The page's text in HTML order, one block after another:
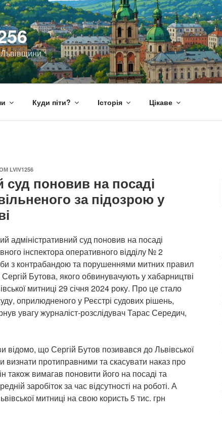
Куди піти? Історія Цікаве
LVIV1256
суд поновив на посаді
за підозрою у
адміністративний суд поновив на посаді
інспектора оперативного відділу № 2
з контрабандою та порушеннями митних правил
Сергій Бутова, якого обвинувачують у хабарництві
митниці 29 січня 2024 року. Про це стало
оприлюдненого у Реєстрі судових рішень,
увагу журналіст-розслідувач Тарас Середич,
відомо, що Сергій Бутов позивався до Львівської
визнати протиправними та скасувати наказ про
також вимагав поновити його на посаді та
заробіток за час відсутності на роботі. А
митниці на свою користь 5 тис. грн